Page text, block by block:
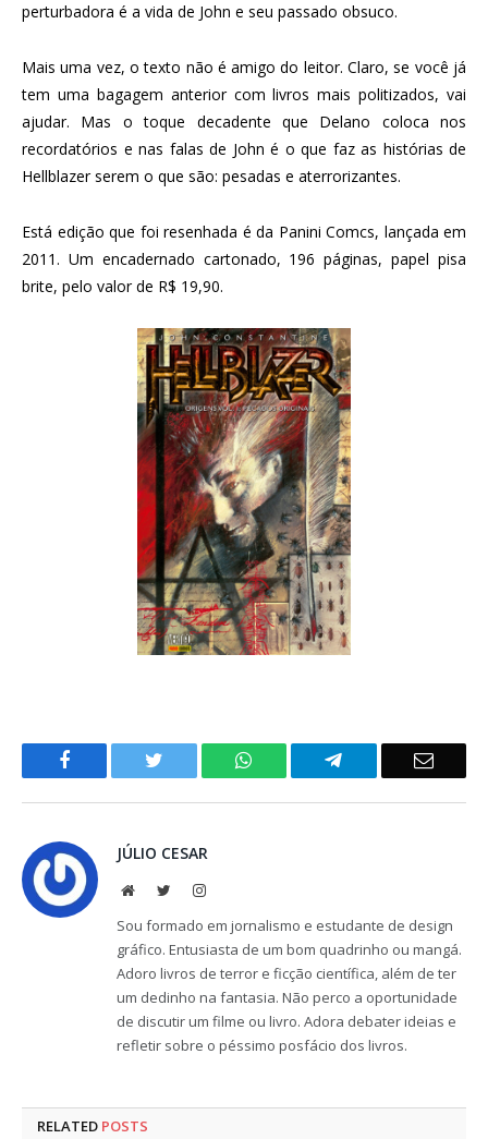
perturbadora é a vida de John e seu passado obsuco.
Mais uma vez, o texto não é amigo do leitor. Claro, se você já
tem uma bagagem anterior com livros mais politizados, vai
ajudar. Mas o toque decadente que Delano coloca nos
recordatórios e nas falas de John é o que faz as histórias de
Hellblazer serem o que são: pesadas e aterrorizantes.
Está edição que foi resenhada é da Panini Comcs, lançada em
2011. Um encadernado cartonado, 196 páginas, papel pisa
brite, pelo valor de R$ 19,90.
Facebook WhatsApp Telegram Email
JÚLIO CESAR
WebsiteTwitterInstagram
Sou formado em jornalismo e estudante de design
gráfico. Entusiasta de um bom quadrinho ou mangá.
Adoro livros de terror e ficção científica, além de ter
um dedinho na fantasia. Não perco a oportunidade
de discutir um filme ou livro. Adora debater ideias e
refletir sobre o péssimo posfácio dos livros.
RELATED POSTS